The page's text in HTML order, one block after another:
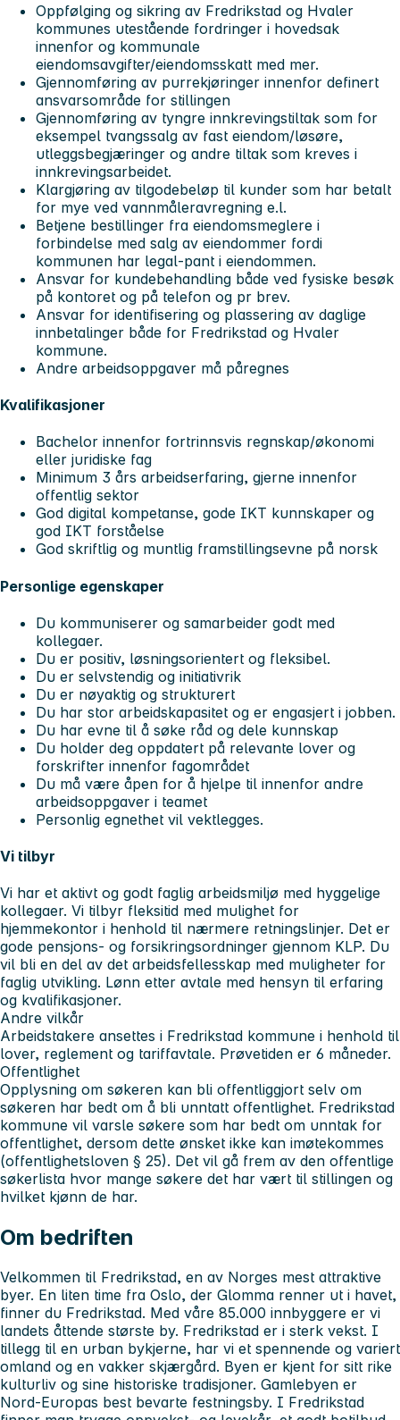
Oppfølging og sikring av Fredrikstad og Hvaler
kommunes utestående fordringer i hovedsak
innenfor og kommunale
eiendomsavgifter/eiendomsskatt med mer.
Gjennomføring av purrekjøringer innenfor definert
ansvarsområde for stillingen
Gjennomføring av tyngre innkrevingstiltak som for
eksempel tvangssalg av fast eiendom/løsøre,
utleggsbegjæringer og andre tiltak som kreves i
innkrevingsarbeidet.
Klargjøring av tilgodebeløp til kunder som har betalt
for mye ved vannmåleravregning e.l.
Betjene bestillinger fra eiendomsmeglere i
forbindelse med salg av eiendommer fordi
kommunen har legal-pant i eiendommen.
Ansvar for kundebehandling både ved fysiske besøk
på kontoret og på telefon og pr brev.
Ansvar for identifisering og plassering av daglige
innbetalinger både for Fredrikstad og Hvaler
kommune.
Andre arbeidsoppgaver må påregnes
Kvalifikasjoner
Bachelor innenfor fortrinnsvis regnskap/økonomi
eller juridiske fag
Minimum 3 års arbeidserfaring, gjerne innenfor
offentlig sektor
God digital kompetanse, gode IKT kunnskaper og
god IKT forståelse
God skriftlig og muntlig framstillingsevne på norsk
Personlige egenskaper
Du kommuniserer og samarbeider godt med
kollegaer.
Du er positiv, løsningsorientert og fleksibel.
Du er selvstendig og initiativrik
Du er nøyaktig og strukturert
Du har stor arbeidskapasitet og er engasjert i jobben.
Du har evne til å søke råd og dele kunnskap
Du holder deg oppdatert på relevante lover og
forskrifter innenfor fagområdet
Du må være åpen for å hjelpe til innenfor andre
arbeidsoppgaver i teamet
Personlig egnethet vil vektlegges.
Vi tilbyr
Vi har et aktivt og godt faglig arbeidsmiljø med hyggelige
kollegaer. Vi tilbyr fleksitid med mulighet for
hjemmekontor i henhold til nærmere retningslinjer. Det er
gode pensjons- og forsikringsordninger gjennom KLP. Du
vil bli en del av det arbeidsfellesskap med muligheter for
faglig utvikling. Lønn etter avtale med hensyn til erfaring
og kvalifikasjoner.
Andre vilkår
Arbeidstakere ansettes i Fredrikstad kommune i henhold til
lover, reglement og tariffavtale. Prøvetiden er 6 måneder.
Offentlighet
Opplysning om søkeren kan bli offentliggjort selv om
søkeren har bedt om å bli unntatt offentlighet. Fredrikstad
kommune vil varsle søkere som har bedt om unntak for
offentlighet, dersom dette ønsket ikke kan imøtekommes
(offentlighetsloven § 25). Det vil gå frem av den offentlige
søkerlista hvor mange søkere det har vært til stillingen og
hvilket kjønn de har.
Om bedriften
Velkommen til Fredrikstad, en av Norges mest attraktive
byer. En liten time fra Oslo, der Glomma renner ut i havet,
finner du Fredrikstad. Med våre 85.000 innbyggere er vi
landets åttende største by. Fredrikstad er i sterk vekst. I
tillegg til en urban bykjerne, har vi et spennende og variert
omland og en vakker skjærgård. Byen er kjent for sitt rike
kulturliv og sine historiske tradisjoner. Gamlebyen er
Nord-Europas best bevarte festningsby. I Fredrikstad